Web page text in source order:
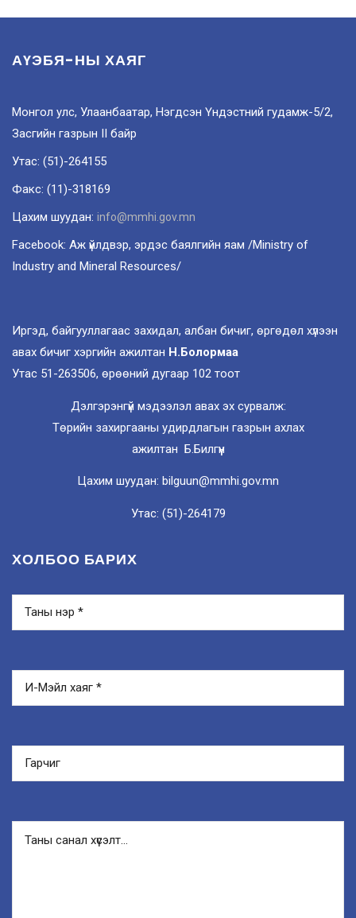
АҮЭБЯ-НЫ ХАЯГ
Монгол улс, Улаанбаатар, Нэгдсэн Үндэстний гудамж-5/2,
Засгийн газрын II байр
Утас: (51)-264155
Факс: (11)-318169
Цахим шуудан: info@mmhi.gov.mn
Facebook: Аж үйлдвэр, эрдэс баялгийн яам /Ministry of
Industry and Mineral Resources/
Иргэд, байгууллагаас захидал, албан бичиг, өргөдөл хүлээн
авах бичиг хэргийн ажилтан Н.Болормаа
Утас 51-263506, өрөөний дугаар 102 тоот
Дэлгэрэнгүй мэдээлэл авах эх сурвалж:
Төрийн захиргааны удирдлагын газрын ахлах
ажилтан Б.Билгүүн
Цахим шуудан: bilguun@mmhi.gov.mn
Утас: (51)-264179
ХОЛБОО БАРИХ